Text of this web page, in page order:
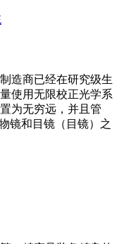
造商已经在研究级生
使用无限校正光学系
为无穷远，并且管
镜和目镜（目镜）之